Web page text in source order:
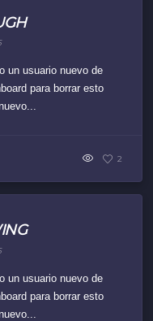
un usuario nuevo de
para borrar esto
2
un usuario nuevo de
para borrar esto